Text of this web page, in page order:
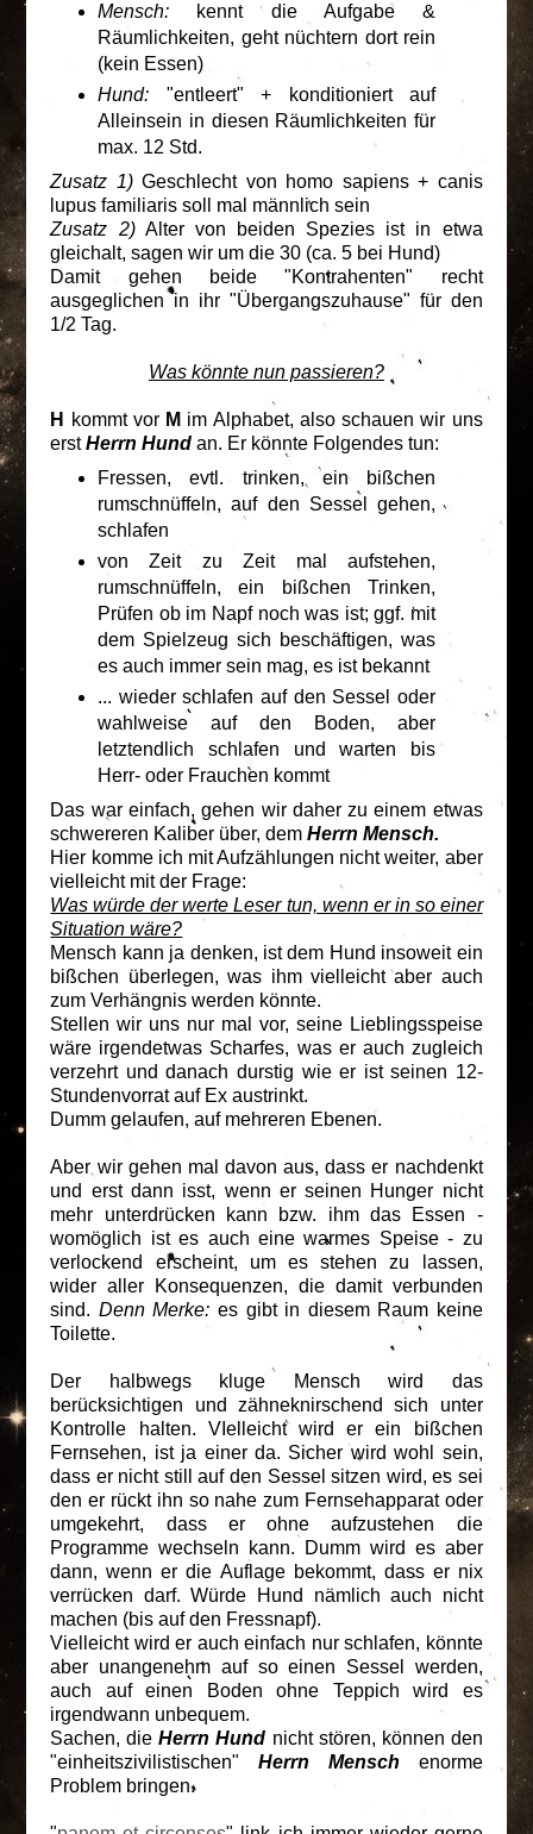
Mensch: kennt die Aufgabe &
Räumlichkeiten, geht nüchtern dort rein
(kein Essen)
Hund: "entleert" + konditioniert auf
Alleinsein in diesen Räumlichkeiten für
max. 12 Std.
Zusatz 1)Geschlecht von homo sapiens + canis
lupus familiaris soll mal männlich sein
Zusatz 2)Alter von beiden Spezies ist in etwa
gleichalt, sagen wir um die 30 (ca. 5 bei Hund)
Damit gehen beide "Kontrahenten" recht
ausgeglichen in ihr "Übergangszuhause" für den
1/2 Tag.
Was könnte nun passieren?
H kommt vor M im Alphabet, also schauen wir uns
erstHerrn Hund an. Er könnte Folgendes tun:
Fressen, evtl. trinken, ein bißchen
rumschnüffeln, auf den Sessel gehen,
schlafen
von Zeit zu Zeit mal aufstehen,
rumschnüffeln, ein bißchen Trinken,
Prüfen ob im Napf noch was ist; ggf. mit
dem Spielzeug sich beschäftigen, was
es auch immer sein mag, es ist bekannt
... wieder schlafen auf den Sessel oder
wahlweise auf den Boden, aber
letztendlich schlafen und warten bis
Herr- oder Frauchen kommt
Das war einfach, gehen wir daher zu einem etwas
schwereren Kaliber über, demHerrn Mensch.
Hier komme ich mit Aufzählungen nicht weiter, aber
vielleicht mit der Frage:
Was würde der werte Leser tun, wenn er in so einer
Situation wäre?
Mensch kann ja denken, ist dem Hund insoweit ein
bißchen überlegen, was ihm vielleicht aber auch
zum Verhängnis werden könnte.
Stellen wir uns nur mal vor, seine Lieblingsspeise
wäre irgendetwas Scharfes, was er auch zugleich
verzehrt und danach durstig wie er ist seinen 12-
Stundenvorrat auf Ex austrinkt.
Dumm gelaufen, auf mehreren Ebenen.
Aber wir gehen mal davon aus, dass er nachdenkt
und erst dann isst, wenn er seinen Hunger nicht
mehr unterdrücken kann bzw. ihm das Essen -
womöglich ist es auch eine warmes Speise - zu
verlockend erscheint, um es stehen zu lassen,
wider aller Konsequenzen, die damit verbunden
sind. Denn Merke: es gibt in diesem Raum keine
Toilette.
Der halbwegs kluge Mensch wird das
berücksichtigen und zähneknirschend sich unter
Kontrolle halten. VIelleicht wird er ein bißchen
Fernsehen, ist ja einer da. Sicher wird wohl sein,
dass er nicht still auf den Sessel sitzen wird, es sei
den er rückt ihn so nahe zum Fernsehapparat oder
umgekehrt, dass er ohne aufzustehen die
Programme wechseln kann. Dumm wird es aber
dann, wenn er die Auflage bekommt, dass er nix
verrücken darf. Würde Hund nämlich auch nicht
machen (bis auf den Fressnapf).
Vielleicht wird er auch einfach nur schlafen, könnte
aber unangenehm auf so einen Sessel werden,
auch auf einen Boden ohne Teppich wird es
irgendwann unbequem.
Sachen, dieHerrn Hund nicht stören, können den
"einheitszivilistischen"Herrn Mensch enorme
Problem bringen.